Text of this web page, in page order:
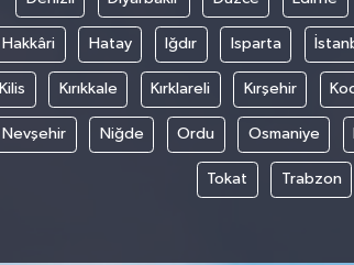
Hakkâri Hatay Iğdır Isparta
Kilis Kırıkkale Kırklareli Kırşehir
Nevşehir Niğde Ordu Osmaniye
Tokat Trabzon